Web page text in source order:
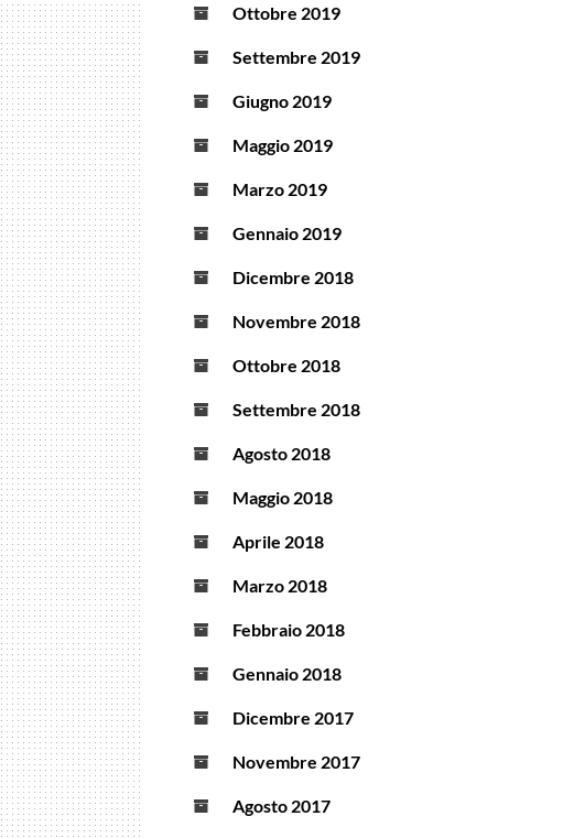
Ottobre 2019
Settembre 2019
Giugno 2019
Maggio 2019
Marzo 2019
Gennaio 2019
Dicembre 2018
Novembre 2018
Ottobre 2018
Settembre 2018
Agosto 2018
Maggio 2018
Aprile 2018
Marzo 2018
Febbraio 2018
Gennaio 2018
Dicembre 2017
Novembre 2017
Agosto 2017